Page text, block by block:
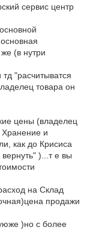
сервис центр
(в нутри
"расчитыватся
товара он
цены (владелец
Хранение и
как до Крисиса
)...т е вы
на Склад
продажи
)но с более